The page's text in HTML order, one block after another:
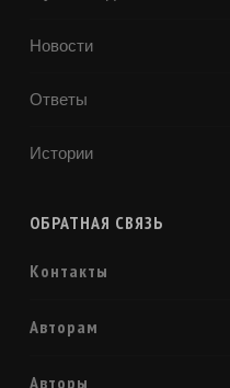
Новости
Ответы
Истории
ОБРАТНАЯ СВЯЗЬ
Контакты
Авторам
Авторы